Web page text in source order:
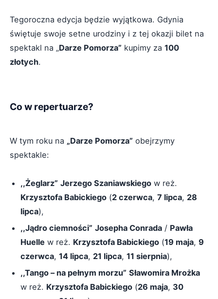
Tegoroczna edycja będzie wyjątkowa. Gdynia
świętuje swoje setne urodziny i z tej okazji bilet na
spektakl na „Darze Pomorza” kupimy za 100
złotych.
Co w repertuarze?
W tym roku na „Darze Pomorza” obejrzymy
spektakle:
,,Żeglarz” Jerzego Szaniawskiego w reż.
Krzysztofa Babickiego (2 czerwca, 7 lipca, 28
lipca),
,,Jądro ciemności” Josepha Conrada / Pawła
Huelle w reż. Krzysztofa Babickiego (19 maja, 9
czerwca, 14 lipca, 21 lipca, 11 sierpnia),
,,Tango – na pełnym morzu” Sławomira Mrożka
w reż. Krzysztofa Babickiego (26 maja, 30